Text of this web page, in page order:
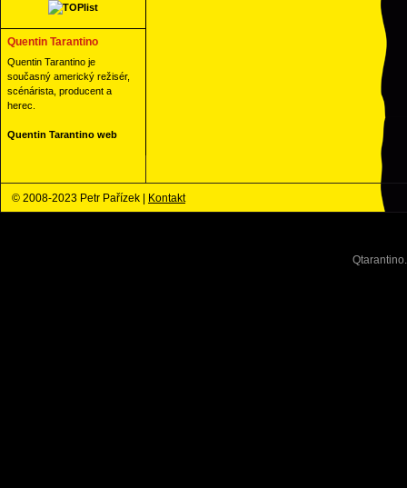
Quentin Tarantino
Quentin Tarantino je
současný americký režisér,
scénárista, producent a
herec.
Quentin Tarantino web
© 2008-2023 Petr Pařízek | Kontakt